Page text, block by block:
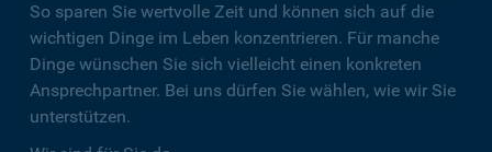
So sparen Sie wertvolle Zeit und können sich auf die
wichtigen Dinge im Leben konzentrieren. Für manche
Dinge wünschen Sie sich vielleicht einen konkreten
Ansprechpartner. Bei uns dürfen Sie wählen, wie wir Sie
unterstützen.